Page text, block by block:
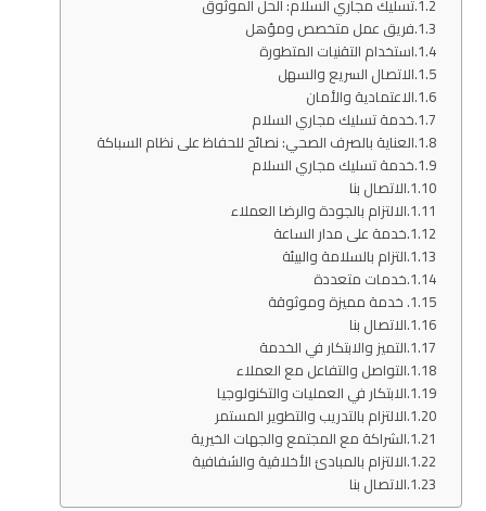
تسليك مجاري السلام: الحل الموثوق
فريق عمل متخصص ومؤهل
استخدام التقنيات المتطورة
الاتصال السريع والسهل
الاعتمادية والأمان
خدمة تسليك مجاري السلام
العناية بالصرف الصحي: نصائح للحفاظ على نظام السباكة
خدمة تسليك مجاري السلام
الاتصال بنا
الالتزام بالجودة والرضا العملاء
خدمة على مدار الساعة
التزام بالسلامة والبيئة
خدمات متعددة
خدمة مميزة وموثوقة
الاتصال بنا
التميز والابتكار في الخدمة
التواصل والتفاعل مع العملاء
الابتكار في العمليات والتكنولوجيا
الالتزام بالتدريب والتطوير المستمر
الشراكة مع المجتمع والجهات الخيرية
الالتزام بالمبادئ الأخلاقية والشفافية
الاتصال بنا